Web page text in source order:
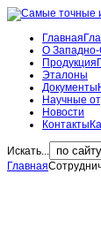
Главная
О
Продукция
Эталоны
Документы
Научные
Новости
Контакты
Искать...
Главная